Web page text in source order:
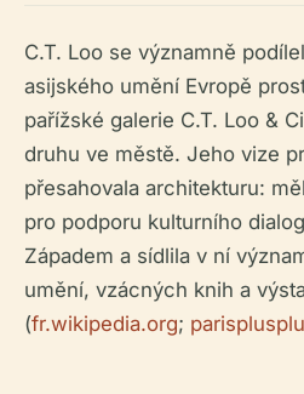
C.T. Loo se významně
asijského umění Evropě
pařížské galerie C.T. Loo &
druhu ve městě. Jeho vize
přesahovala architekturu:
pro podporu kulturního
Západem a sídlila v ní
umění, vzácných knih a
(fr.wikipedia.org;